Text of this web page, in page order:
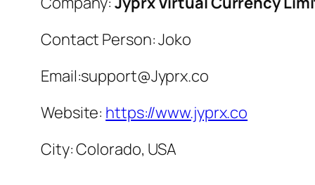
Contact Person: Joko
Email:support@Jyprx.co
Website: https://www.jyprx.co
City: Colorado, USA